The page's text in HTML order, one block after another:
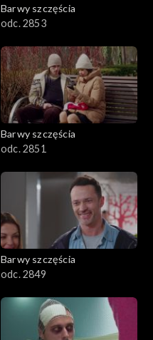
Barwy szczęścia
odc. 2853
Barwy szczęścia
odc. 2851
Barwy szczęścia
odc. 2849